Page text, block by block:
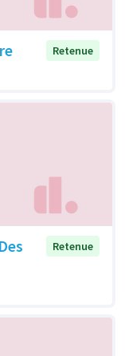
Retenue
Retenue